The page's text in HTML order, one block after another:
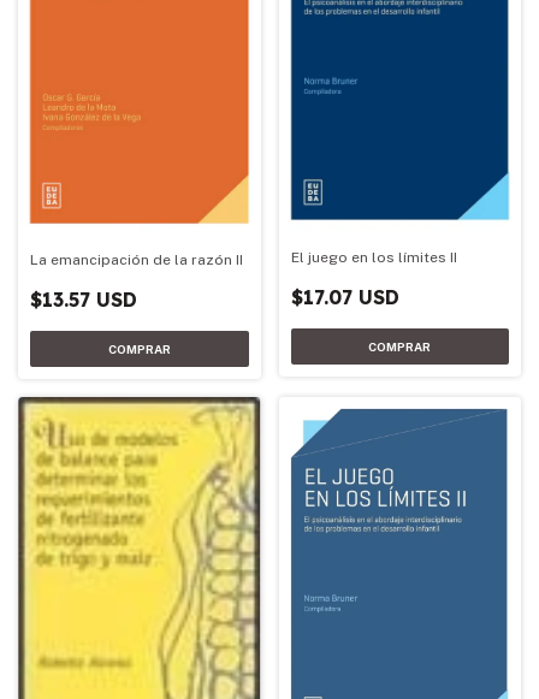
La emancipación de la razón II
$13.57 USD
El juego en los límites II
$17.07 USD